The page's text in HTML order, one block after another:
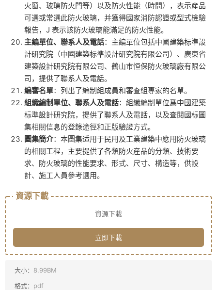
火窗、玻璃防火門等）以及防火性能（時間），表示産品
可選或常選此防火玻璃，并獲得國家消防認證或型式檢驗
報告，J 表示該防火玻璃能滿足的防火性能。
主編單位、聯系人及電話：主編單位包括中國建築标準設
計研究院（中國建築标準設計研究院有限公司）、廣東省
建築設計研究院有限公司、鶴山市恒保防火玻璃廠有限公
司，提供了聯系人及電話。
編審名單：列出了編制組成員和審查組專家的名單。
組織編制單位、聯系人及電話：組織編制單位爲中國建築
标準設計研究院，提供了聯系人及電話，以及查閱國标圖
集相關信息的登錄途徑和正版驗證方式。
圖集簡介：本圖集适用于民用及工業建築中應用防火玻璃
的相關工程，主要提供了各類防火産品的分類、技術要
求、防火玻璃的性能要求、形式、尺寸、構造等，供設
計、施工人員參考選用。
資源下載
資源下載
立即下載
大小： 8.99BM
格式： pdf